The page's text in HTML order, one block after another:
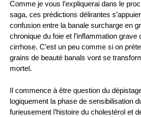
Comme je vous l’expliquerai dans le
saga, ces prédictions délirantes
confusion entre la banale surcharge en
chronique du foie et l’inflammation grave
cirrhose. C’est un peu comme si on
grains de beauté banals vont se
mortel.
Il commence à être question du
logiquement la phase de sensibilisation
furieusement l’histoire du cholestérol et